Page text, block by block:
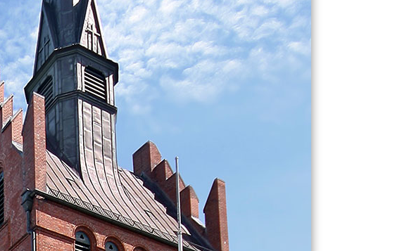
IMPRESSUM
DATENSCHUTZERKLÄRUNG